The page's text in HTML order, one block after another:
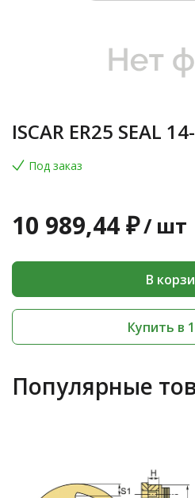
ISCAR ER25 SEAL
Под заказ
10 989,44 ₽/ шт
В
Купить в
Популярные